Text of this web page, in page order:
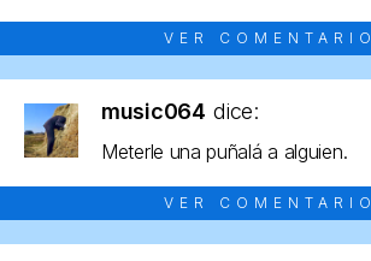
VER COMENTARIO
music064 dice:
Meterle una puñalá a alguien.
VER COMENTARIO